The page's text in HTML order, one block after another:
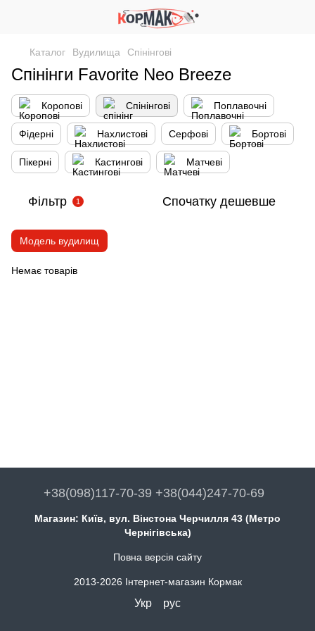
Каталог Вудилища Спінінгові
Спінінги Favorite Neo Breeze
Коропові Спінінгові Поплавочні
Фідерні Нахлистові Серфові Бортові
Пікерні Кастингові Матчеві
Фільтр 1 Спочатку дешевше
Модель вудилищ
Немає товарів
+38(098)117-70-39 +38(044)247-70-69
Магазин: Київ, вул. Вінстона Черчилля 43 (Метро
Чернігівська)
Повна версія сайту
2013-2026 Інтернет-магазин Кормак
Укр рус